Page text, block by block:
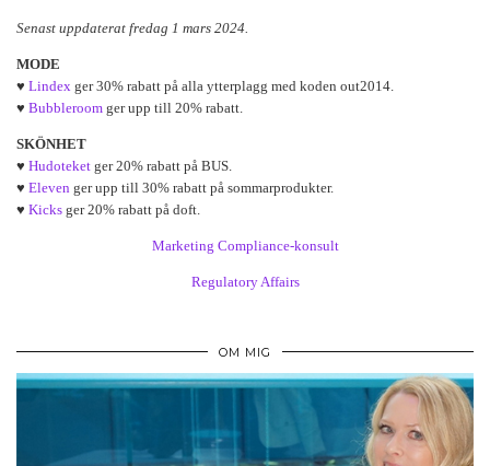
Senast uppdaterat fredag 1 mars 2024.
MODE
♥ Lindex ger 30% rabatt på alla ytterplagg med koden out2014.
♥ Bubbleroom ger upp till 20% rabatt.
SKÖNHET
♥ Hudoteket ger 20% rabatt på BUS.
♥ Eleven ger upp till 30% rabatt på sommarprodukter.
♥ Kicks ger 20% rabatt på doft.
Marketing Compliance-konsult
Regulatory Affairs
OM MIG